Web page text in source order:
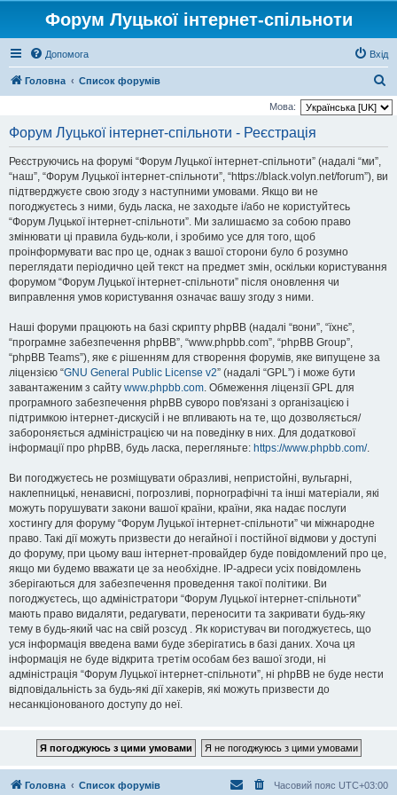
Форум Луцької інтернет-спільноти
Допомога Вхід
Головна Список форумів
о
Мова:
Форум Луцької інтернет-спільноти - Реєстрація
Реєструючись на форумі “Форум Луцької інтернет-спільноти” (надалі “ми”,
“наш”, “Форум Луцької інтернет-спільноти”, “https://black.volyn.net/forum”), ви
підтверджуєте свою згоду з наступними умовами. Якщо ви не
погоджуєтесь з ними, будь ласка, не заходьте і/або не користуйтесь
“Форум Луцької інтернет-спільноти”. Ми залишаємо за собою право
змінювати ці правила будь-коли, і зробимо усе для того, щоб
проінформувати вас про це, однак з вашої сторони було б розумно
переглядати періодично цей текст на предмет змін, оскільки користування
форумом “Форум Луцької інтернет-спільноти” після оновлення чи
виправлення умов користування означає вашу згоду з ними.
Наші форуми працюють на базі скрипту phpBB (надалі “вони”, “їхнє”,
“програмне забезпечення phpBB”, “www.phpbb.com”, “phpBB Group”,
“phpBB Teams”), яке є рішенням для створення форумів, яке випущене за
ліцензією “GNU General Public License v2” (надалі “GPL”) і може бути
завантаженим з сайту www.phpbb.com. Обмеження ліцензії GPL для
програмного забезпечення phpBB суворо пов'язані з організацією і
підтримкою інтернет-дискусій і не впливають на те, що дозволяється/
забороняється адміністрацією чи на поведінку в них. Для додаткової
інформації про phpBB, будь ласка, перегляньте: https://www.phpbb.com/.
Ви погоджуєтесь не розміщувати образливі, непристойні, вульгарні,
наклепницькі, ненависні, погрозливі, порнографічні та інші матеріали, які
можуть порушувати закони вашої країни, країни, яка надає послуги
хостингу для форуму “Форум Луцької інтернет-спільноти” чи міжнародне
право. Такі дії можуть призвести до негайної і постійної відмови у доступі
до форуму, при цьому ваш інтернет-провайдер буде повідомлений про це,
якщо ми будемо вважати це за необхідне. IP-адреси усіх повідомлень
зберігаються для забезпечення проведення такої політики. Ви
погоджуєтесь, що адміністратори “Форум Луцької інтернет-спільноти”
мають право видаляти, редагувати, переносити та закривати будь-яку
тему в будь-який час на свій розсуд . Як користувач ви погоджуєтесь, що
уся інформація введена вами буде зберігатись в базі даних. Хоча ця
інформація не буде відкрита третім особам без вашої згоди, ні
адміністрація “Форум Луцької інтернет-спільноти”, ні phpBB не буде нести
відповідальність за будь-які дії хакерів, які можуть призвести до
несанкціонованого доступу до неї.
Головна Список форумів Часовий пояс UTC+03:00